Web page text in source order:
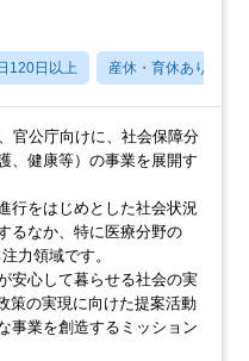
120日以上 産休・育休あり
官公庁向けに、社会保障分
、健康等）の事業を展開す
行をはじめとした社会状況
るなか、特に医療分野の
力領域です。
安心して暮らせる社会の実
策の実現に向けた提案活動
事業を創造するミッション